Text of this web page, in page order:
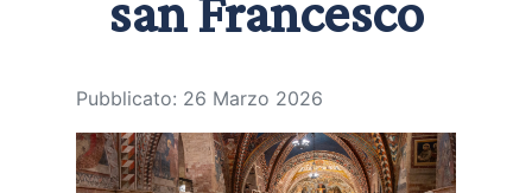
san Francesco
Pubblicato: 26 Marzo 2026